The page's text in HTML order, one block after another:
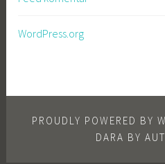
WordPress.org
PROUDLY POWERED BY
DARA BY